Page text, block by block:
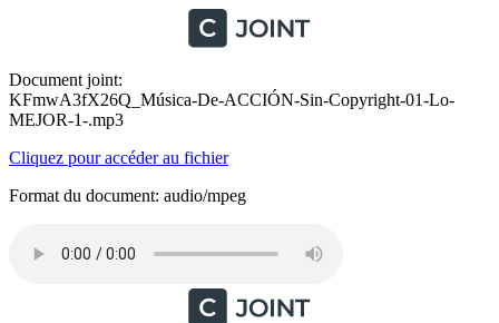
Document joint:
KFmwA3fX26Q_Música-De-ACCIÓN-Sin-Copyright-01-Lo-
MEJOR-1-.mp3
Cliquez pour accéder au fichier
Format du document: audio/mpeg